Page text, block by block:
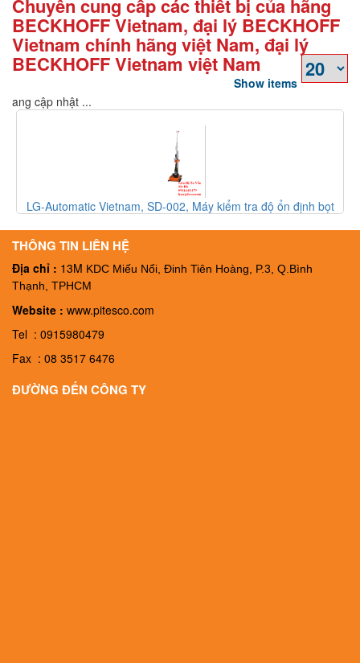
Chuyên cung cấp các thiết bị của hãng
BECKHOFF Vietnam, đại lý BECKHOFF
Vietnam chính hãng việt Nam, đại lý
BECKHOFF Vietnam việt Nam
Show items
Đang cập nhật ...
LG-Automatic Vietnam, SD-002, Máy kiểm tra độ ổn định bọt
THÔNG TIN LIÊN HỆ
Địa chỉ : 13M KDC Miếu Nổi, Đinh Tiên Hoàng, P.3, Q.Bình
Thạnh, TPHCM
Website : www.pitesco.com
Tel : 0915980479
Fax : 08 3517 6476
ĐƯỜNG ĐẾN CÔNG TY